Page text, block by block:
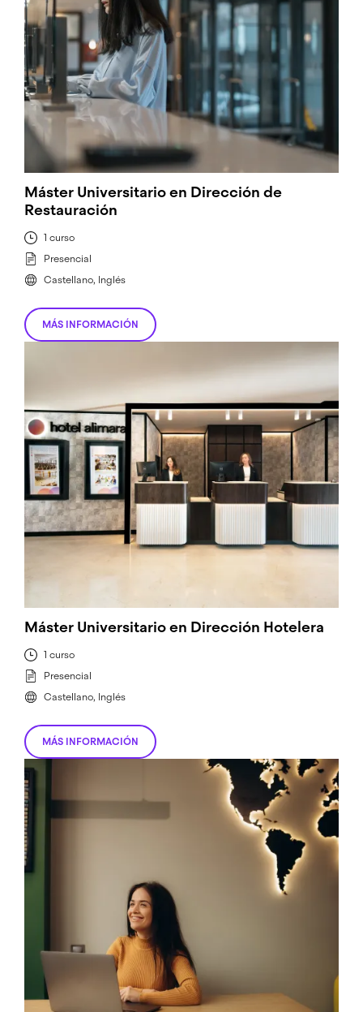
Máster Universitario en Dirección de
Restauración
1 curso
Presencial
Castellano, Inglés
MÁS INFORMACIÓN
Máster Universitario en Dirección Hotelera
1 curso
Presencial
Castellano, Inglés
MÁS INFORMACIÓN